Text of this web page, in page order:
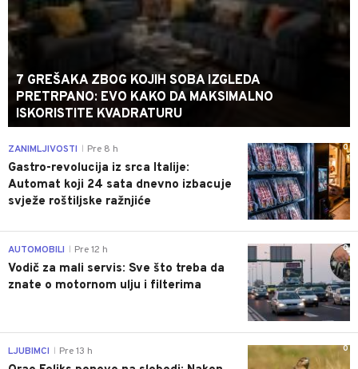
7 GREŠAKA ZBOG KOJIH SOBA IZGLEDA
PRETRPANO: EVO KAKO DA MAKSIMALNO
ISKORISTITE KVADRATURU
0
ZANIMLJIVOSTI Pre 8 h
Gastro-revolucija iz srca Italije:
Automat koji 24 sata dnevno izbacuje
svježe roštiljske ražnjiće
0
AUTOMOBILI Pre 12 h
Vodič za mali servis: Sve što treba da
znate o motornom ulju i filterima
0
LJUBIMCI Pre 13 h